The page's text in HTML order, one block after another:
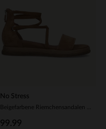
No Stress
99.99